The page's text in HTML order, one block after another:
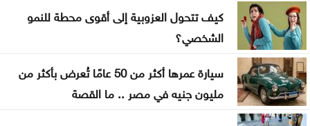
كلّيّة الهندسة في الجامعة الأردنيّة تودّع 808 من خرّيجيها
ضمن فوج الهواشم
العيسوي يرعى احتفال أهالي الرمثا بالأعياد والمناسبات
الوطنية
كيف تتحول العزوبية إلى أقوى محطة للنمو
الشخصي؟
سيارة عمرها أكثر من 50 عامًا تُعرض بأكثر من
مليون جنيه في مصر .. ما القصة